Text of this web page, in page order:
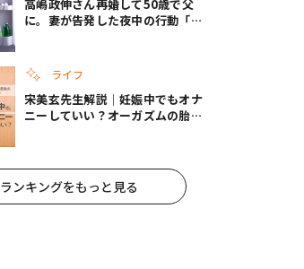
高嶋政伸さん再婚して50歳で父
に。妻が告発した夜中の行動「こ
ライフ
宋美玄先生解説｜妊娠中でもオナ
ニーしていい？オーガズムの胎児
ランキングをもっと見る